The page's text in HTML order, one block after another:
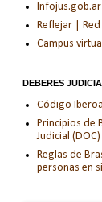
Infojus.gob.ar
Reflejar | Red
Campus
DEBERES
Código
Principios de
Judicial (DOC)
Reglas de
personas en